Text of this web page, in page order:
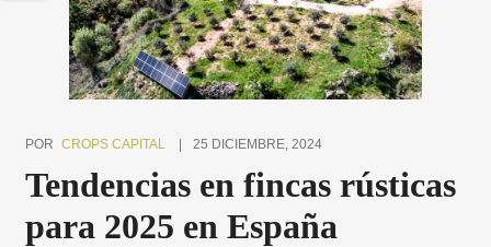
POR CROPS CAPITAL 25 DICIEMBRE, 2024
Tendencias en fincas rústicas
para 2025 en España